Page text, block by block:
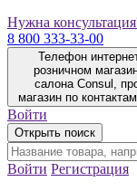
Нужна
8 800 333-33-00
Телефон
розничном
салона Consul,
магазин по
Войти
Открыть поиск
Войти Регистрация